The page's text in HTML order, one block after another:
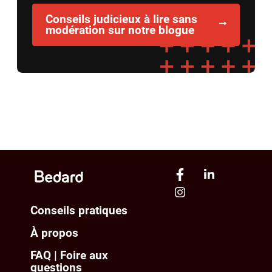
Conseils judicieux à lire sans
modération sur notre blogue
Conseils pratiques
À propos
FAQ | Foire aux
questions